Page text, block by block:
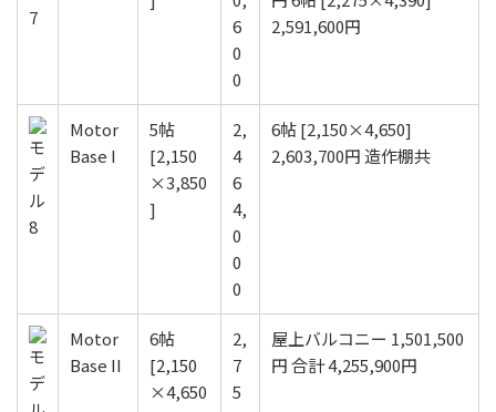
6
0
0
2,591,600円
Motor
Base I
5帖
[2,150
×3,850
]
2,
4
6
4,
0
0
0
6帖 [2,150×4,650]
2,603,700円 造作棚共
Motor
Base II
6帖
[2,150
×4,650
2,
7
5
屋上バルコニー 1,501,500
円 合計 4,255,900円